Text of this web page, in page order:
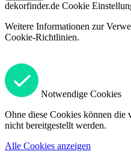
dekorfinder.de Cookie
Weitere Informationen zur
Cookie-Richtlinien.
Notwendige Cookies
Ohne diese Cookies können die
nicht bereitgestellt werden.
Alle Cookies anzeigen